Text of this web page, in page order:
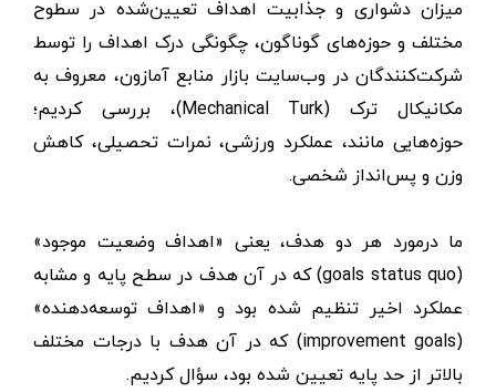
میزان دشواری و جذابیت اهداف تعیین‌شده در سطوح
مختلف و حوزه‌های گوناگون، چگونگی درک اهداف را توسط
شرکت‌کنندگان در وب‌سایت بازار منابع آمازون، معروف به
مکانیکال ترک (Mechanical Turk)، بررسی کردیم؛
حوزه‌هایی مانند، عملکرد ورزشی، نمرات تحصیلی، کاهش
وزن و پس‌انداز شخصی.
ما درمورد هر دو هدف، یعنی «اهداف وضعیت موجود»
(goals status quo) که در آن هدف در سطح پایه و مشابه
عملکرد اخیر تنظیم شده بود و «اهداف توسعه‌دهنده»
(improvement goals) که در آن هدف با درجات مختلف
بالاتر از حد پایه تعیین شده بود، سؤال کردیم.